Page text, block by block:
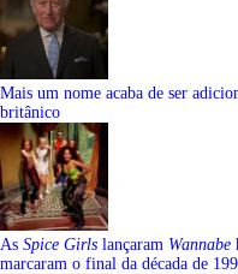
Mais um nome acaba de ser
britânico
As Spice Girls lançaram Wannabe
marcaram o final da década de